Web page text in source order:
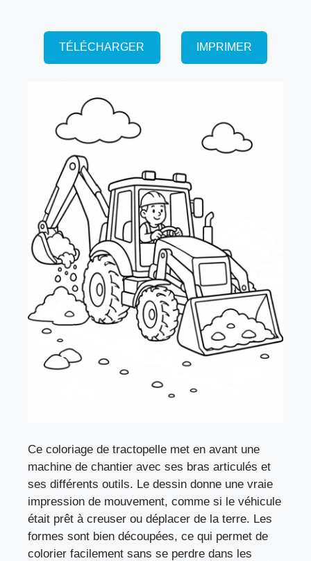
TÉLÉCHARGER IMPRIMER
Ce coloriage de tractopelle met en avant une
machine de chantier avec ses bras articulés et
ses différents outils. Le dessin donne une vraie
impression de mouvement, comme si le véhicule
était prêt à creuser ou déplacer de la terre. Les
formes sont bien découpées, ce qui permet de
colorier facilement sans se perdre dans les